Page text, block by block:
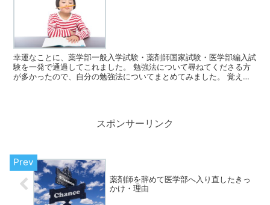
幸運なことに、薬学部一般入学試験・薬剤師国家試験・医学部編入試
験を一発で通過してこれました。 勉強法について尋ねてくださる方
が多かったので、自分の勉強法についてまとめてみました。 覚えた
スポンサーリンク
薬剤師を辞めて医学部へ入り直したきっ
かけ・理由